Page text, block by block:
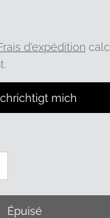
d'expédition
mich